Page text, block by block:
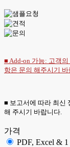
■ Add-on 가능: 고객
항은 문의 해주시기
■ 보고서에 따라 최신
해 주시기 바랍니다.
가격
PDF, Excel & 1